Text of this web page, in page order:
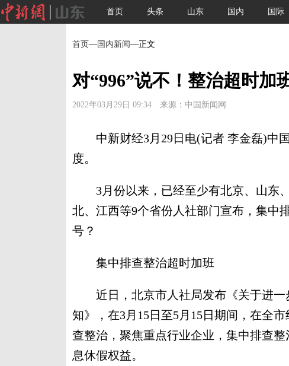
首页 头条 山东 国内 国际
首页— 国内新闻—正文
对“996”说不！整治超时加
2022年03月29日 09:34 来源：中国新闻网
中新财经3月29日电(记者 李金磊)中
度。
3月份以来，已经至少有北京、山东
北、江西等9个省份人社部门宣布，集中
号？
集中排查整治超时加班
近日，北京市人社局发布《关于进一
知》，在3月15日至5月15日期间，在全
查整治，聚焦重点行业企业，集中排查
息休假权益。